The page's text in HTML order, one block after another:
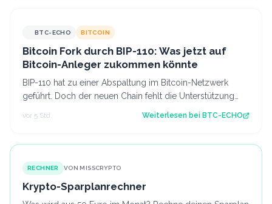
BTC-ECHO BITCOIN
Bitcoin Fork durch BIP-110: Was jetzt auf
Bitcoin-Anleger zukommen könnte
BIP-110 hat zu einer Abspaltung im Bitcoin-Netzwerk
geführt. Doch der neuen Chain fehlt die Unterstützung
vor 5 Std. Weiterlesen bei BTC-ECHO
RECHNER VON MISSCRYPTO
Krypto-Sparplanrechner